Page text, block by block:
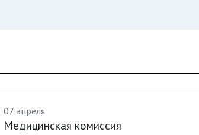
07 апреля
Медицинская комиссия